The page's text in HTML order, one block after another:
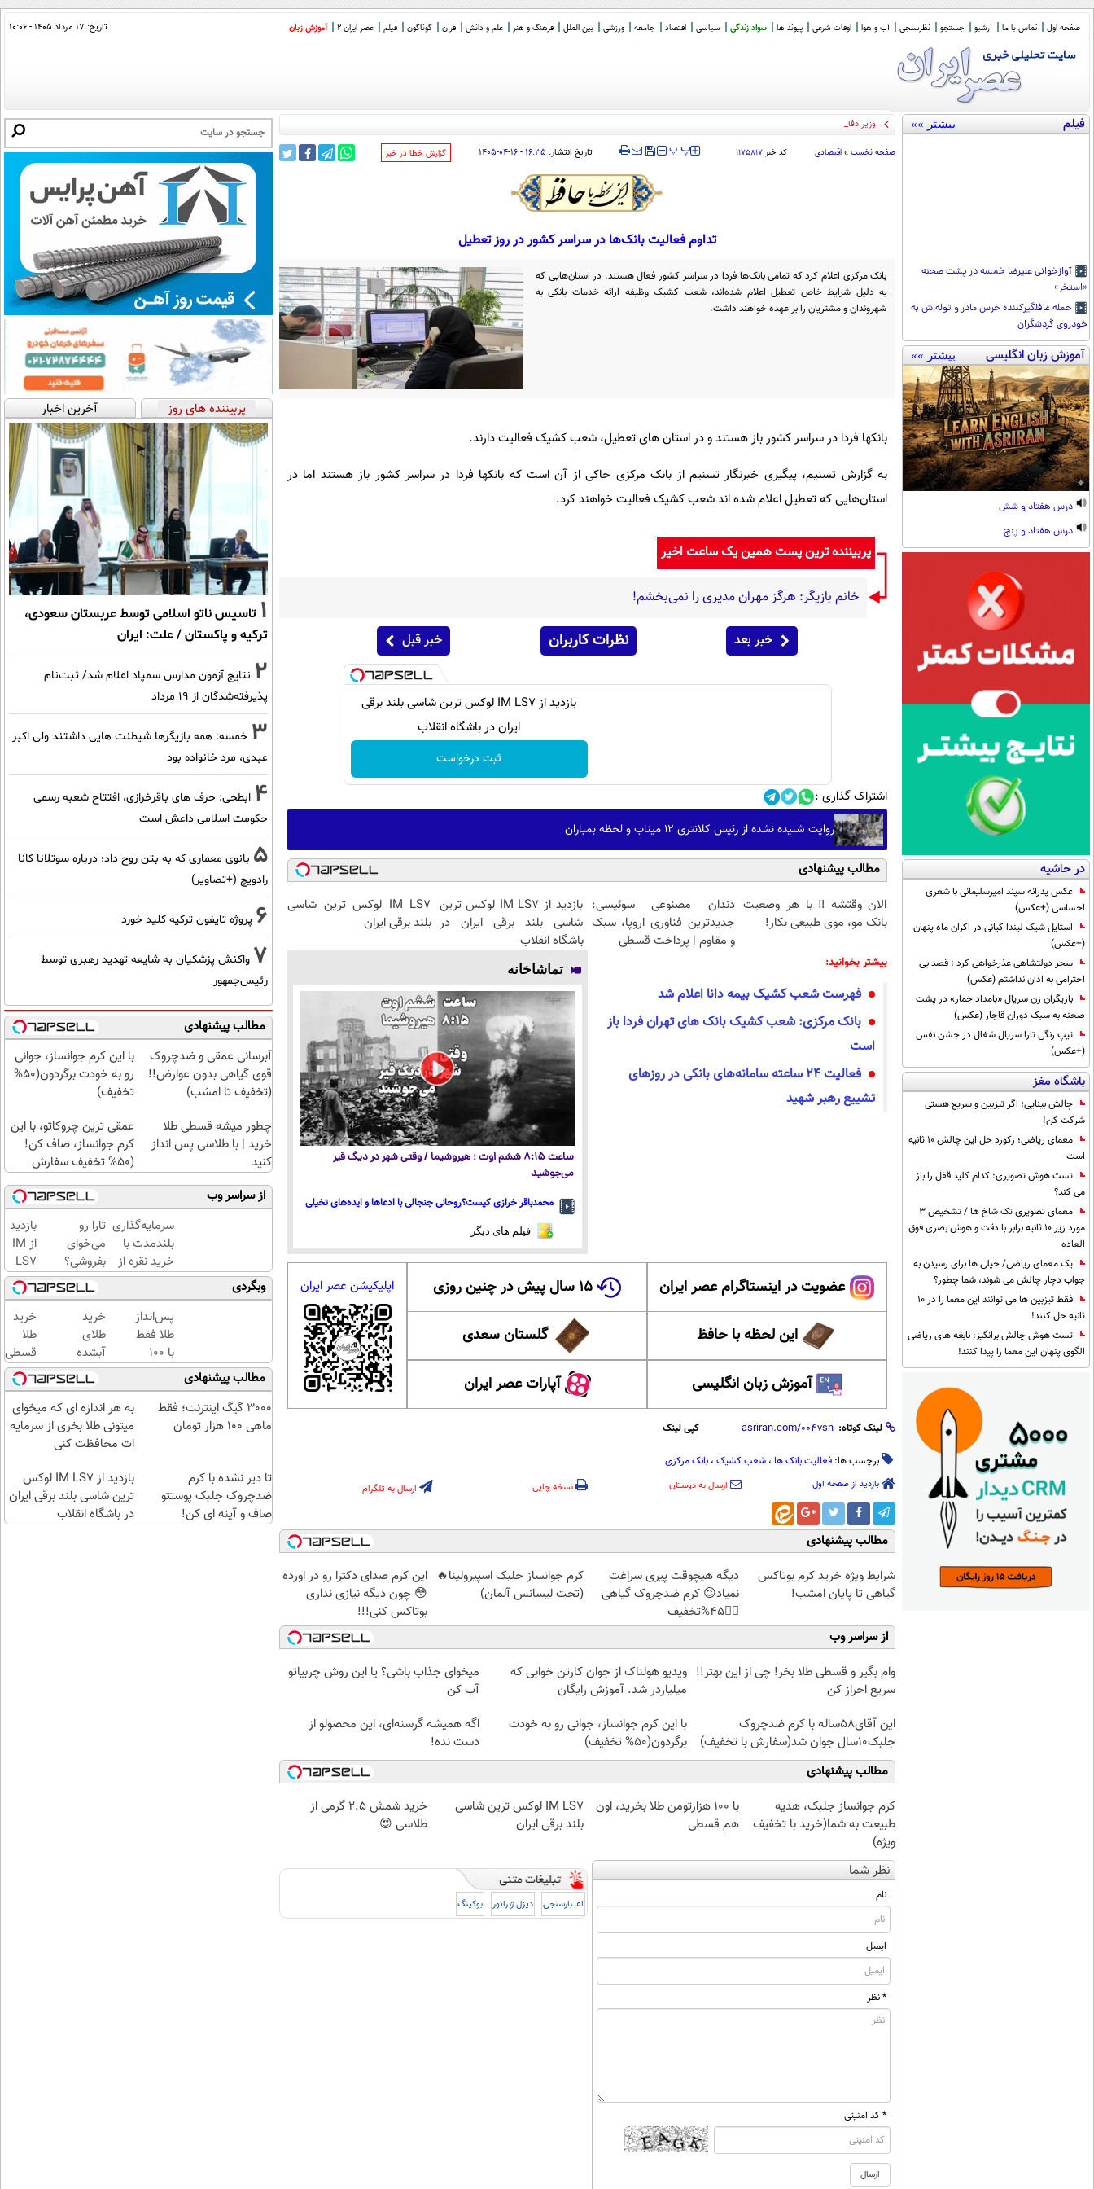
صفحه اول تماس با ما آرشیو جستجو نظرسنجی آب و هوا اوقات شرعی پیوند ها سواد زندگی سیاسی اقتصاد جامعه ورزشی بین الملل فرهنگ و هنر علم و دانش قرآن گوناگون فیلم عصر ایران 2 آموزش زبان تاریخ: ۱۷ مرداد ۱۴۰۵ - ۱۰:۰۶
فیلم بیشتر »»
آوازخوانی علیرضا خمسه در پشت صحنه
«استخر»
حمله غافلگیرکننده خرس مادر و توله‌اش به
خودروی گردشگران
آموزش زبان انگلیسی بیشتر »»
درس هفتاد و شش
درس هفتاد و پنج
در حاشیه
عکس پدرانه سپند امیرسلیمانی با شعری
احساسی (+عکس)
استایل شیک لیندا کیانی در اکران ماه پنهان
(+عکس)
سحر دولتشاهی عذرخواهی کرد ؛ قصد بی
احترامی به اذان نداشتم (عکس)
بازیگران زن سریال «بامداد خمار» در پشت
صحنه به سبک دوران قاجار (عکس)
تیپ رنگی تارا سریال شغال در جشن نفس
(+عکس)
باشگاه مغز
چالش بینایی؛ اگر تیزبین و سریع هستی
شرکت کن!
معمای ریاضی؛ رکورد حل این چالش 10 ثانیه
است
تست هوش تصویری: کدام کلید قفل را باز
می کند؟
معمای تصویری تک شاخ ها / تشخیص 3
مورد زیر 10 ثانیه برابر با دقت و هوش بصری فوق
العاده
یک معمای ریاضی/ خیلی ها برای رسیدن به
جواب دچار چالش می شوند، شما چطور؟
فقط تیزبین ها می توانند این معما را در 10
ثانیه حل کنند!
تست هوش چالش برانگیز: نابغه های ریاضی
الگوی پنهان این معما را پیدا کنند!
وزیر دفاع پاکستان: توا
صفحه نخست » اقتصادی کد خبر۱۱۷۵۸۱۷ ‍‍‍ پ پ تاریخ انتشار: ۱۶:۳۵ - ۱۶-۰۴-۱۴۰۵ ‌گزارش خطا در خبر
تداوم فعالیت بانک‌ها در سراسر کشور در روز تعطیل
بانک مرکزی اعلام کرد که تمامی بانک‌ها فردا در سراسر کشور فعال هستند. در استان‌هایی که
به دلیل شرایط خاص تعطیل اعلام شده‌اند، شعب کشیک وظیفه ارائه خدمات بانکی به
شهروندان و مشتریان را بر عهده خواهند داشت.
بانکها فردا در سراسر کشور باز هستند و در استان های تعطیل، شعب کشیک فعالیت دارند.
به گزارش تسنیم، پیگیری خبرنگار تسنیم از بانک مرکزی حاکی از آن است که بانکها فردا در سراسر کشور باز هستند اما در
استان‌هایی که تعطیل اعلام شده اند شعب کشیک فعالیت خواهند کرد.
پربیننده ترین پست همین یک ساعت اخیر
خانم بازیگر: هرگز مهران مدیری را نمی‌بخشم!
خبر بعد نظرات کاربران خبر قبل
بازدید از IM LS7 لوکس ترین شاسی بلند برقی
ایران در باشگاه انقلاب
ثبت درخواست
اشتراک گذاری :
روایت شنیده نشده از رئیس کلانتری ۱۲ میناب و لحظه بمباران
مطالب پیشنهادی
الان وقتشه‼️ با هر وضعیت
بانک مو، موی طبیعی بکار!
دندان مصنوعی سوئیسی:
جدیدترین فناوری اروپا، سبک
و مقاوم | پرداخت قسطی
بازدید از IM LS7 لوکس ترین
شاسی بلند برقی ایران در
باشگاه انقلاب
IM LS7 لوکس ترین شاسی
بلند برقی ایران
بیشتر بخوانید:
فهرست شعب کشیک بیمه دانا اعلام شد
بانک مرکزی: شعب کشیک بانک های تهران فردا باز
است
فعالیت ۲۴ ساعته سامانه‌های بانکی در روزهای
تشییع رهبر شهید
تماشاخانه
ساعت ۸:۱۵ ششم اوت ؛ هیروشیما / وقتی شهر در دیگ قیر
می‌جوشید
محمدباقر خرازی کیست؟روحانی جنجالی با ادعاها و ایده‌های تخیلی
فیلم های دیگر
عضویت در اینستاگرام عصر ایران ۱۵ سال پیش در چنین روزی
این لحظه با حافظ گلستان سعدی
آموزش زبان انگلیسی آپارات عصر ایران
اپلیکیشن عصر ایران
لینک کوتاه: کپی لینک
برچسب ها: فعالیت بانک ها ، شعب کشیک ، بانک مرکزی
بازدید از صفحه اول ارسال به دوستان نسخه چاپی ارسال به تلگرام
مطالب پیشنهادی
شرایط ویژه خرید کرم بوتاکس
گیاهی تا پایان امشب!
دیگه هیچوقت پیری سراغت
نمیاد😉 کرم ضدچروک گیاهی
👈🏻45%تخفیف
کرم جوانساز جلبک اسپیرولینا🔥
(تحت لیسانس آلمان)
این کرم صدای دکترا رو در اورده
😳 چون دیگه نیازی نداری
بوتاکس کنی!!!
از سراسر وب
وام بگیر و قسطی طلا بخر! چی از این بهتر!!
سریع احراز کن
ویدیو هولناک از جوان کارتن خوابی که
میلیاردر شد. آموزش رایگان
میخوای جذاب باشی؟ یا این روش چربیاتو
آب کن
این آقای58ساله با کرم ضدچروک
جلبک10سال جوان شد(سفارش با تخفیف)
با این کرم جوانساز، جوانی رو به خودت
برگردون(50% تخفیف)
اگه همیشه گرسنه‌ای، این محصولو از
دست نده!
مطالب پیشنهادی
کرم جوانساز جلبک، هدیه
طبیعت به شما(خرید با تخفیف
ویژه)
با ۱۰۰ هزارتومن طلا بخرید، اون
هم قسطی
IM LS7 لوکس ترین شاسی
بلند برقی ایران
خرید شمش 2.5 گرمی از
طلاسی 😍
نظر شما
نام
ایمیل
* نظر
* کد امنیتی
اعتبارسنجی دیزل ژنراتور بوکینگ
پربیننده های روز آخرین اخبار
1 تاسیس ناتو اسلامی توسط عربستان سعودی،
ترکیه و پاکستان / علت: ایران
2 نتایج آزمون مدارس سمپاد اعلام شد/ ثبت‌نام
پذیرفته‌شدگان از ۱۹ مرداد
3 خمسه: همه بازیگرها شیطنت هایی داشتند ولی اکبر
عبدی، مرد خانواده بود
4 ابطحی: حرف های باقرخرازی، افتتاح شعبه رسمی
حکومت اسلامی داعش است
5 بانوی معماری که به بتن روح داد؛ درباره سوتلانا کانا
رادویچ (+تصاویر)
6 پروژه تایفون ترکیه کلید خورد
7 واکنش پزشکیان به شایعه تهدید رهبری توسط
رئیس‌جمهور
مطالب پیشنهادی
آبرسانی عمقی و ضدچروک
قوی گیاهی بدون عوارض!!
(تخفیف تا امشب)
با این کرم جوانساز، جوانی
رو به خودت برگردون(50%
تخفیف)
چطور میشه قسطی طلا
خرید | با طلاسی پس انداز
کنید
عمقی ترین چروکاتو، با این
کرم جوانساز، صاف کن!
(50% تخفیف سفارش
فوری)
از سراسر وب
سرمایه‌گذاری
بلندمدت با
خرید نقره از
دیجی‌کالا
تارا رو
می‌خوای
بفروشی؟
با
خودرو۴۵
یک‌روزه
بفروشش
بازدید
از IM
LS7
لوکس
ترین
شاسی
بلند
برقی
ایران
در
باشگاه
انقلاب
وبگردی
پس‌انداز
طلا فقط
با ۱۰۰
هزارتومان
(امن و
راحت)
خرید
طلای
آبشده
حتی با
۱۰۰هزارتومان
خرید
طلا
قسطی
مطالب پیشنهادی
3000 گیگ اینترنت؛ فقط
ماهی 100 هزار تومان
به هر اندازه ای که میخوای
میتونی طلا بخری از سرمایه
ات محافظت کنی
تا دیر نشده با کرم
ضدچروک جلبک پوستتو
صاف و آینه ای کن!
بازدید از IM LS7 لوکس
ترین شاسی بلند برقی ایران
در باشگاه انقلاب